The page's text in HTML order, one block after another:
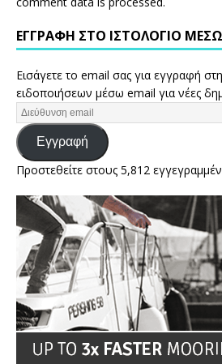
ΕΓΓΡΑΦΉ ΣΤΟ ΙΣΤΟΛΌΓΙΟ ΜΈΣΩ
Εισάγετε το email σας για εγγραφή
ειδοποιήσεων μέσω email για νέες
Εγγραφή
Προστεθείτε στους 5,812